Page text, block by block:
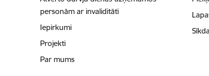
personām ar invaliditāti
Iepirkumi
Projekti
Par mums